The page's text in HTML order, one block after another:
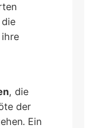
, die
der
Ein